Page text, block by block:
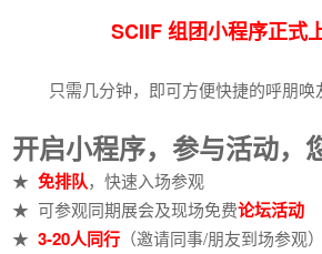
SCIIF 组团小程序正式
只需几分钟，即可方便快捷的呼朋唤
开启小程序，参与活动，
★免排队，快速入场参观
★ 可参观同期展会及现场免费论坛活动
★3-20人同行 （邀请同事/朋友到场参观